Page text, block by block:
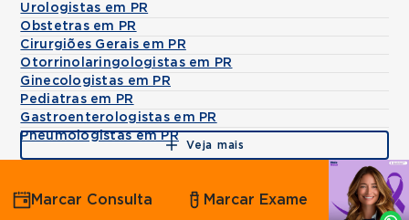
Urologistas em PR
Obstetras em PR
Cirurgiões Gerais em PR
Otorrinolaringologistas em PR
Ginecologistas em PR
Pediatras em PR
Gastroenterologistas em PR
Pneumologistas em PR
Veja mais
Agende
por
Whatsapp
Marcar Consulta Marcar Exame